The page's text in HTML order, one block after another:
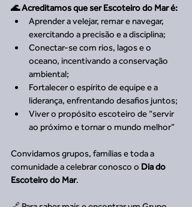
🌊 Acreditamos que ser Escoteiro do Mar é:
Aprender a velejar, remar e navegar,
exercitando a precisão e a disciplina;
Conectar-se com rios, lagos e o
oceano, incentivando a conservação
ambiental;
Fortalecer o espírito de equipe e a
liderança, enfrentando desafios juntos;
Viver o propósito escoteiro de “servir
ao próximo e tornar o mundo melhor”
Convidamos grupos, famílias e toda a
comunidade a celebrar conosco o Dia do
Escoteiro do Mar.